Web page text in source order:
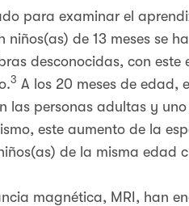
para examinar el
de 13 meses se
desconocidas, con
3 A los 20 meses de edad,
las personas adultas y
este aumento de la
de la misma edad
magnética, MRI, han